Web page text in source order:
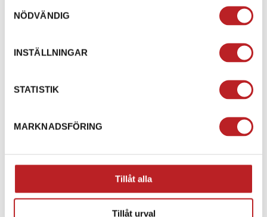
NÖDVÄNDIG
INSTÄLLNINGAR
STATISTIK
MARKNADSFÖRING
Tillåt alla
Tillåt urval
Transportkapell G2 Transportkapell G2 MAX